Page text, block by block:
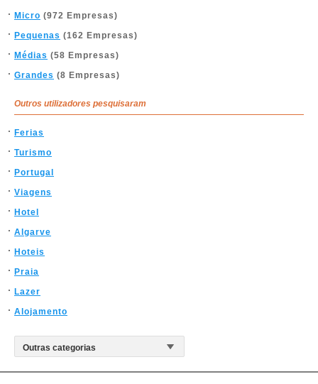
Micro (972 Empresas)
Pequenas (162 Empresas)
Médias (58 Empresas)
Grandes (8 Empresas)
Outros utilizadores pesquisaram
Ferias
Turismo
Portugal
Viagens
Hotel
Algarve
Hoteis
Praia
Lazer
Alojamento